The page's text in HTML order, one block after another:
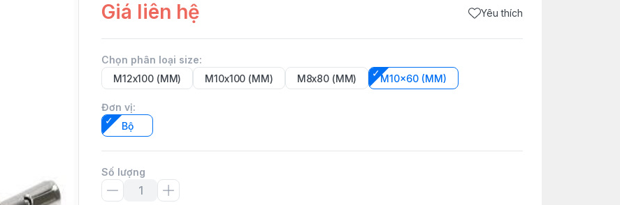
Giá liên hệ Yêu thích
Chọn phân loại size:
M12x100 (MM)
M10x100 (MM) M8x80 (MM) M10x60 (MM)
Đơn vị:
Bộ
Số lượng